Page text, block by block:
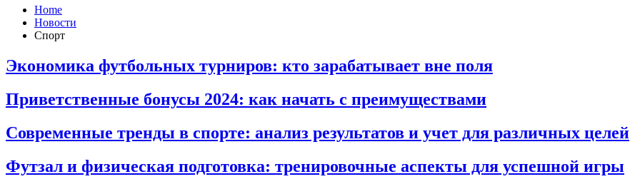
Home
Новости
Спорт
Экономика футбольных турниров: кто зарабатывает вне поля
Приветственные бонусы 2024: как начать с преимуществами
Современные тренды в спорте: анализ результатов и учет для различных целей
Футзал и физическая подготовка: тренировочные аспекты для успешной игры